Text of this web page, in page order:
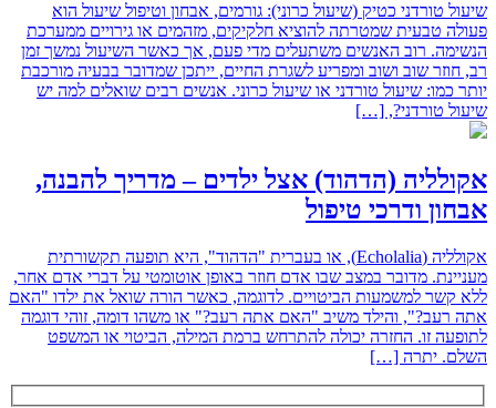
שיעול טורדני כטיק (שיעול כרוני): גורמים, אבחון וטיפול שיעול הוא
פעולה טבעית שמטרתה להוציא חלקיקים, מזהמים או גירויים ממערכת
הנשימה. רוב האנשים משתעלים מדי פעם, אך כאשר השיעול נמשך זמן
רב, חוזר שוב ושוב ומפריע לשגרת החיים, ייתכן שמדובר בבעיה מורכבת
יותר כמו: שיעול טורדני או שיעול כרוני. אנשים רבים שואלים למה יש
שיעול טורדני?, […]
אקולליה (הדהוד) אצל ילדים – מדריך להבנה,
אבחון ודרכי טיפול
אקולליה (Echolalia), או בעברית "הדהוד", היא תופעה תקשורתית
מעניינת. מדובר במצב שבו אדם חוזר באופן אוטומטי על דברי אדם אחר,
ללא קשר למשמעות הביטויים. לדוגמה, כאשר הורה שואל את ילדו "האם
אתה רעב?", והילד משיב "האם אתה רעב?" או משהו דומה, זוהי דוגמה
לתופעה זו. החזרה יכולה להתרחש ברמת המילה, הביטוי או המשפט
השלם. יתרה […]